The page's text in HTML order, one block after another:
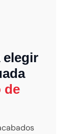
elegir
de